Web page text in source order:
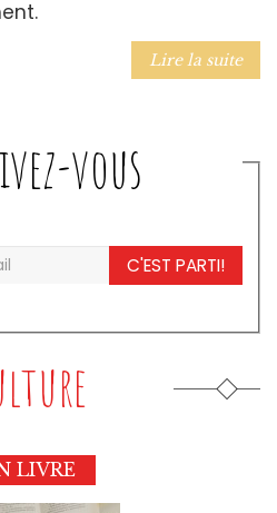
Lire la suite
vous
C'EST PARTI!
LIVRE